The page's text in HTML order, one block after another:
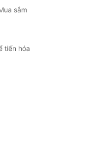
sắm
tiến hóa